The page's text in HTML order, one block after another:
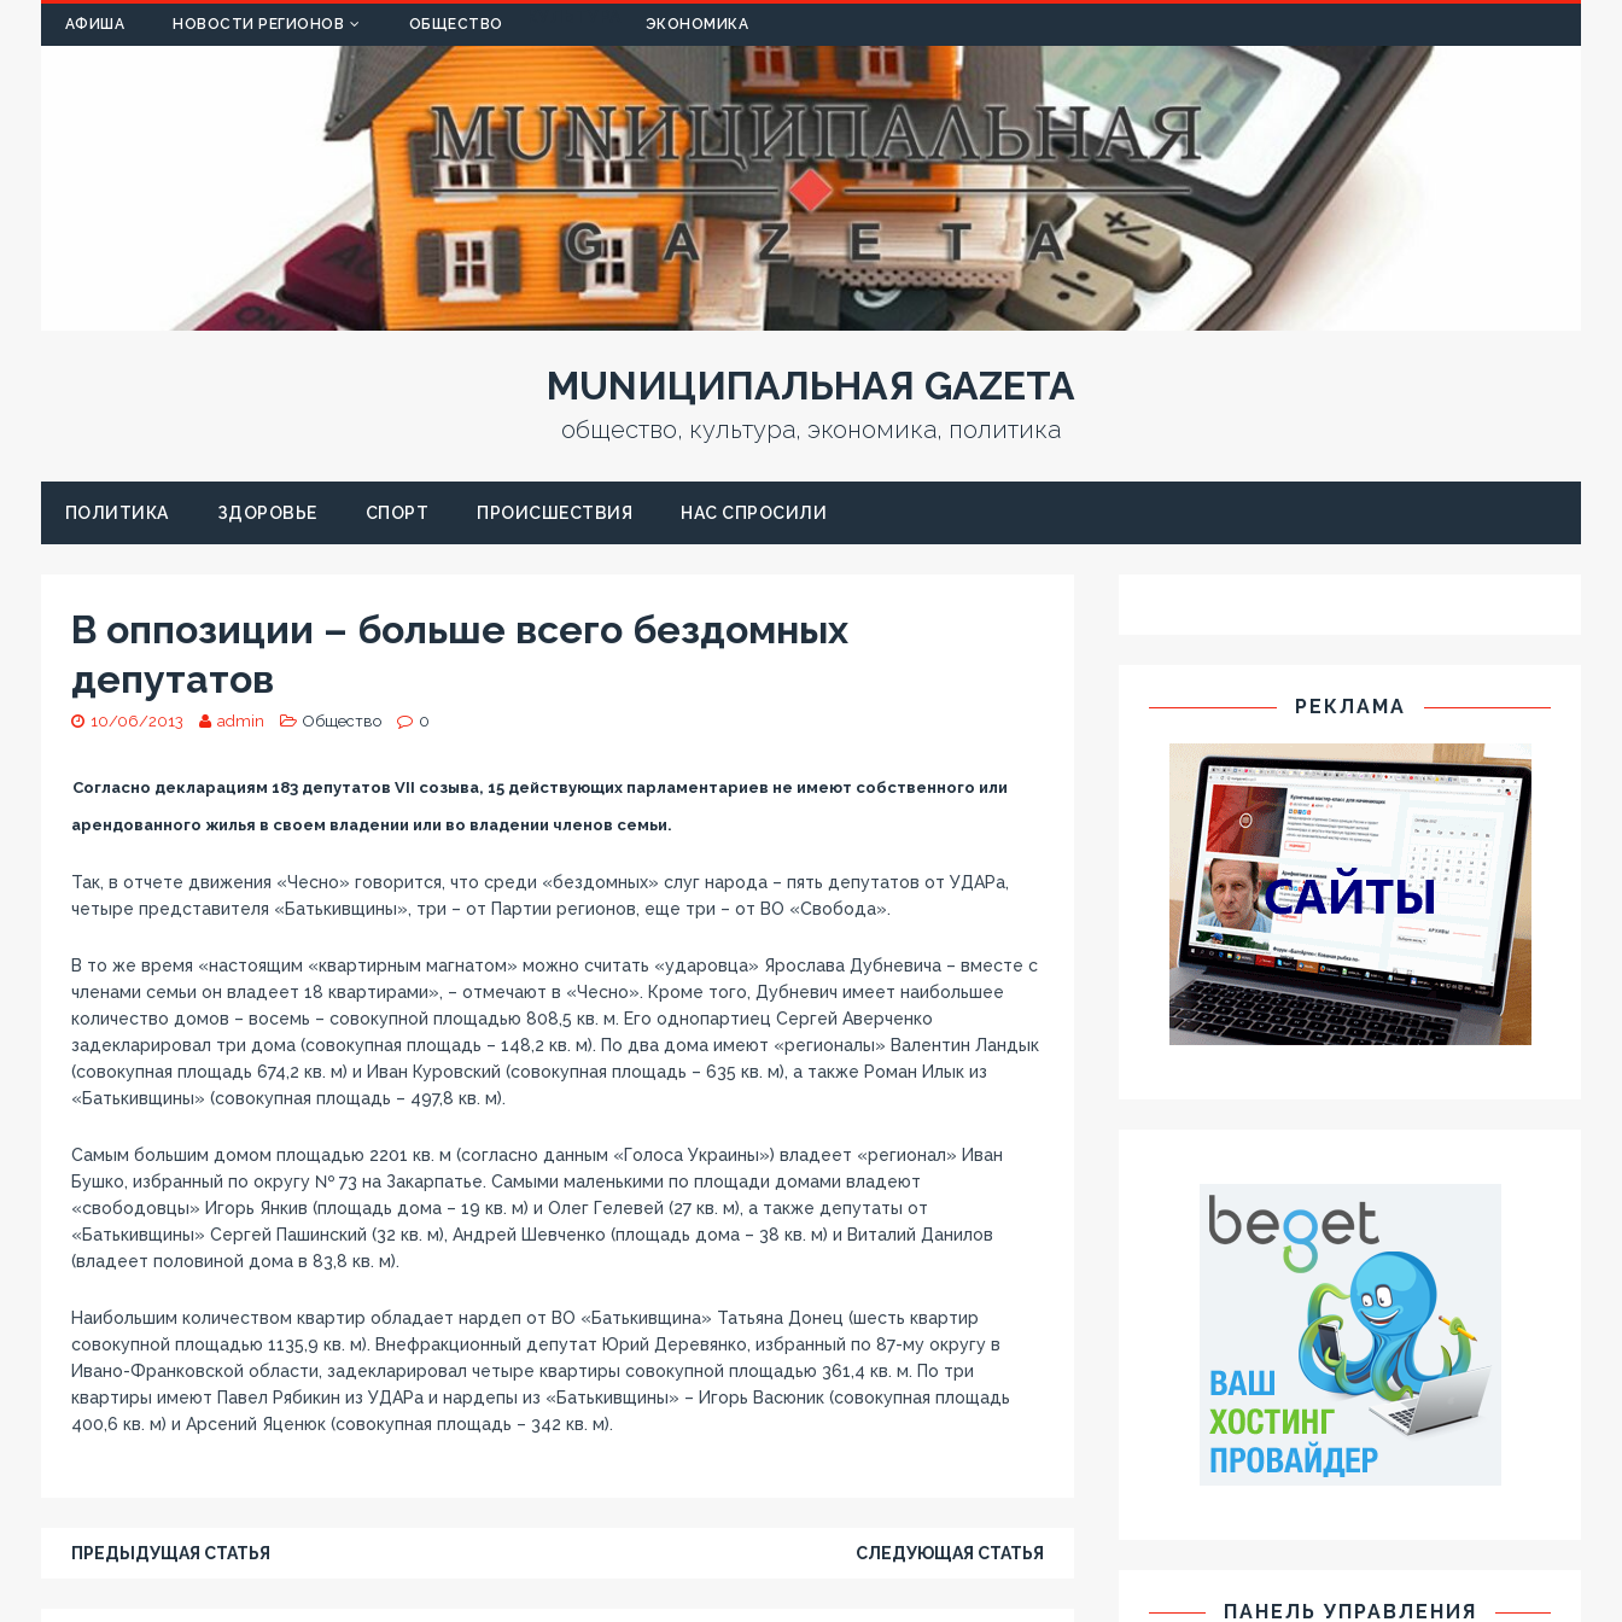
АФИША НОВОСТИ РЕГИОНОВ ОБЩЕСТВО ЭКОНОМИКА
MUNИЦИПАЛЬНАЯ GAZЕТА
общество, культура, экономика, политика
ПОЛИТИКА ЗДОРОВЬЕ СПОРТ ПРОИСШЕСТВИЯ НАС СПРОСИЛИ
В оппозиции – больше всего бездомных
депутатов
10/06/2013 admin Общество 0
Согласно декларациям 183 депутатов VII созыва, 15 действующих парламентариев не имеют собственного или
арендованного жилья в своем владении или во владении членов семьи.
Так, в отчете движения «Чесно» говорится, что среди «бездомных» слуг народа – пять депутатов от УДАРа,
четыре представителя «Батькивщины», три – от Партии регионов, еще три – от ВО «Свобода».
В то же время «настоящим «квартирным магнатом» можно считать «ударовца» Ярослава Дубневича – вместе с
членами семьи он владеет 18 квартирами», – отмечают в «Чесно». Кроме того, Дубневич имеет наибольшее
количество домов – восемь – совокупной площадью 808,5 кв. м. Его однопартиец Сергей Аверченко
задекларировал три дома (совокупная площадь – 148,2 кв. м). По два дома имеют «регионалы» Валентин Ландык
(совокупная площадь 674,2 кв. м) и Иван Куровский (совокупная площадь – 635 кв. м), а также Роман Илык из
«Батькивщины» (совокупная площадь – 497,8 кв. м).
Самым большим домом площадью 2201 кв. м (согласно данным «Голоса Украины») владеет «регионал» Иван
Бушко, избранный по округу № 73 на Закарпатье. Самыми маленькими по площади домами владеют
«свободовцы» Игорь Янкив (площадь дома – 19 кв. м) и Олег Гелевей (27 кв. м), а также депутаты от
«Батькивщины» Сергей Пашинский (32 кв. м), Андрей Шевченко (площадь дома – 38 кв. м) и Виталий Данилов
(владеет половиной дома в 83,8 кв. м).
Наибольшим количеством квартир обладает нардеп от ВО «Батькивщина» Татьяна Донец (шесть квартир
совокупной площадью 1135,9 кв. м). Внефракционный депутат Юрий Деревянко, избранный по 87-му округу в
Ивано-Франковской области, задекларировал четыре квартиры совокупной площадью 361,4 кв. м. По три
квартиры имеют Павел Рябикин из УДАРа и нардепы из «Батькивщины» – Игорь Васюник (совокупная площадь
400,6 кв. м) и Арсений Яценюк (совокупная площадь – 342 кв. м).
ПРЕДЫДУЩАЯ СТАТЬЯ СЛЕДУЮЩАЯ СТАТЬЯ
РЕКЛАМА
ПАНЕЛЬ УПРАВЛЕНИЯ